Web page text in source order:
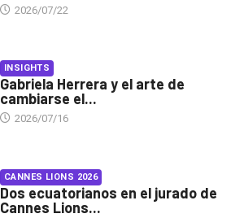
2026/07/22
INSIGHTS
Gabriela Herrera y el arte de
cambiarse el...
2026/07/16
CANNES LIONS 2026
Dos ecuatorianos en el jurado de
Cannes Lions...